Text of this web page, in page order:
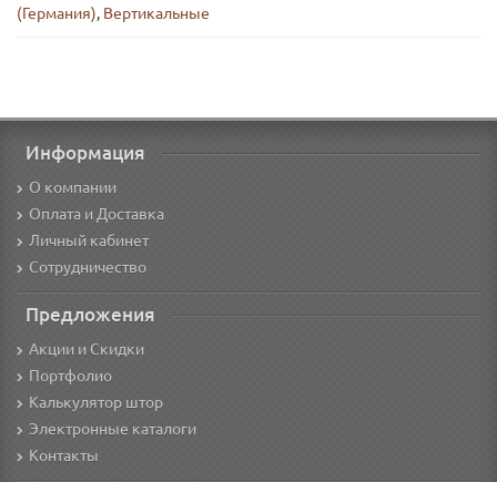
(Германия), Вертикальные
Информация
О компании
Оплата и Доставка
Личный кабинет
Сотрудничество
Предложения
Акции и Скидки
Портфолио
Калькулятор штор
Электронные каталоги
Контакты